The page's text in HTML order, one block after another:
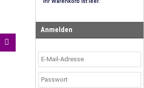
Anmelden